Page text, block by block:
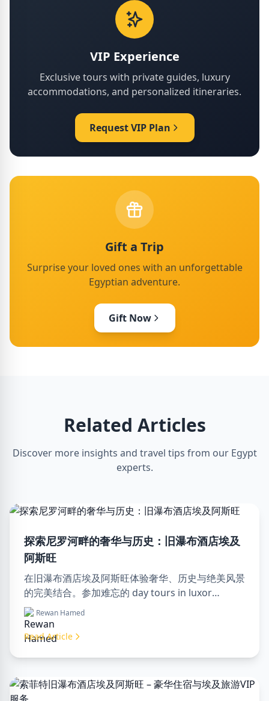
VIP Experience
Exclusive tours with private guides, luxury
accommodations, and personalized itineraries.
Request VIP Plan
Gift a Trip
Surprise your loved ones with an unforgettable
Egyptian adventure.
Gift Now
Related Articles
Discover more insights and travel tips from our Egypt
experts.
探索尼罗河畔的奢华与历史：旧瀑布酒店埃及
阿斯旺
在旧瀑布酒店埃及阿斯旺体验奢华、历史与绝美风景
的完美结合。参加难忘的 day tours in luxor
egypt，享受一次难忘的 day trip to aswan from
luxor。
Rewan Hamed
Read Article